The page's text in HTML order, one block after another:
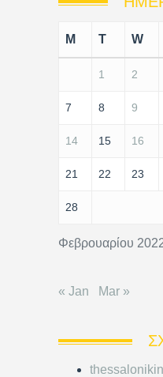
Φεβρουαρίου
M T W
1 2
7 8 9
14 15 16
21 22 23
28
« Jan Mar »